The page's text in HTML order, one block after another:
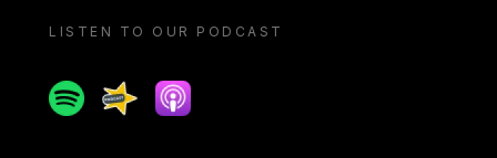
LISTEN TO OUR PODCAST
SpotifySpreakerApple podcast